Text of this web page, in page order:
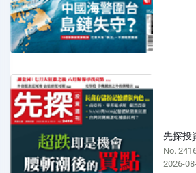
先探投
No.
2026-